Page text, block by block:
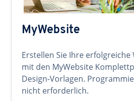
MyWebsite
Erstellen Sie Ihre erfolgreiche
mit den MyWebsite
Design-Vorlagen.
nicht erforderlich.